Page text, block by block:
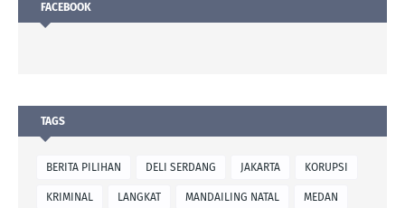
FACEBOOK
TAGS
BERITA PILIHAN DELI SERDANG JAKARTA KORUPSI
KRIMINAL LANGKAT MANDAILING NATAL MEDAN